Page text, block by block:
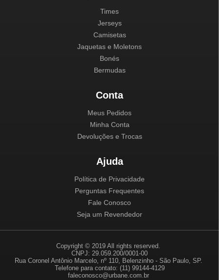
Times
Jerseys
Camisetas
Jaquetas e Moletons
Bonés
Bermudas
Conta
Meus Pedidos
Minha Conta
Devoluções e Trocas
Ajuda
Política de Privacidade
Perguntas Frequentes
Fale Conosco
Seja um Revendedor
Copyright © 2019 All rights reserved.
CNPJ: 29.059.200/0001-00
Rua Coronel Antônio Marcelo, nº 110, Belenzinho - São Paulo, SP.
Telefone para contato: (11) 99144-4129
faleconosco@urbane.com.br